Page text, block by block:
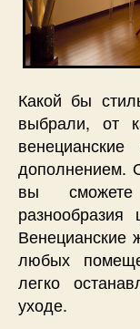
Какой бы
выбрали, от
дополнением.
вы
разнообразия
Венецианские
любых
легко
уходе.